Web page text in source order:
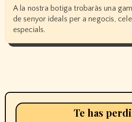
A la nostra botiga trobaràs una
de senyor ideals per a negocis,
especials.
Te has